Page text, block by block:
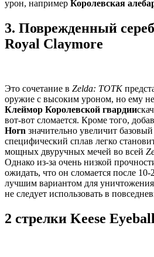
урон, например Королевская
3. Поврежденный
Royal Claymore
Это сочетание в Zelda: TOTK
оружие с высоким уроном, но ему не
Клеймор Королевской гвардии
вот-вот сломается. Кроме того,
Horn значительно увеличит
специфический сплав легко
мощных двуручных мечей во всей
Однако из-за очень низкой
ожидать, что он сломается после 10-
лучшим вариантом для уничтожения
не следует использовать в
2 стрелки Keese Eyeball